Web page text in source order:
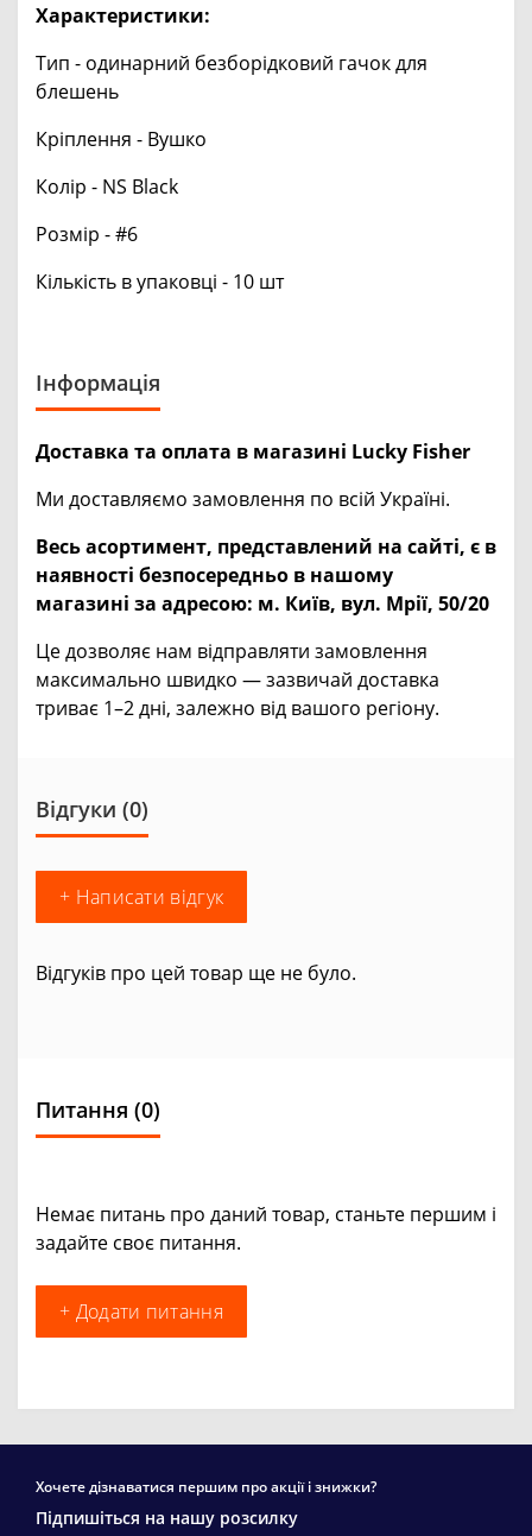
Характеристики:
Тип - одинарний безборідковий гачок для
блешень
Кріплення - Вушко
Колір - NS Black
Розмір - #6
Кількість в упаковці - 10 шт
Інформація
Доставка та оплата в магазині Lucky Fisher
Ми доставляємо замовлення по всій Україні.
Весь асортимент, представлений на сайті, є в
наявності безпосередньо в нашому
магазині за адресою: м. Київ, вул. Мрії, 50/20
Це дозволяє нам відправляти замовлення
максимально швидко — зазвичай доставка
триває 1–2 дні, залежно від вашого регіону.
Відгуки (0)
+ Написати відгук
Відгуків про цей товар ще не було.
Питання (0)
Немає питань про даний товар, станьте першим і
задайте своє питання.
+ Додати питання
Хочете дізнаватися першим про акції і знижки?
Підпишіться на нашу розсилку